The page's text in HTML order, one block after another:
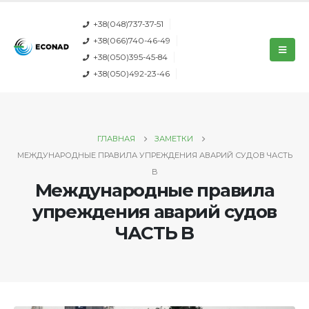
+38(048)737-37-51
+38(066)740-46-49
+38(050)395-45-84
+38(050)492-23-46
ГЛАВНАЯ
ЗАМЕТКИ
МЕЖДУНАРОДНЫЕ ПРАВИЛА УПРЕЖДЕНИЯ АВАРИЙ СУДОВ ЧАСТЬ
B
Международные правила
упреждения аварий судов
ЧАСТЬ B